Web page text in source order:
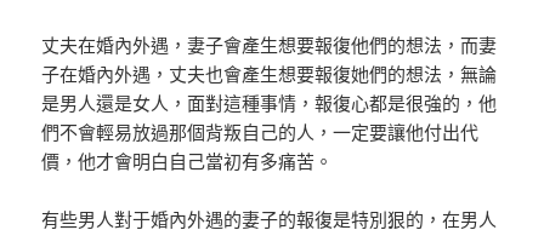
丈夫在婚內外遇，妻子會產生想要報復他們的想法，而妻
子在婚內外遇，丈夫也會產生想要報復她們的想法，無論
是男人還是女人，面對這種事情，報復心都是很強的，他
們不會輕易放過那個背叛自己的人，一定要讓他付出代
價，他才會明白自己當初有多痛苦。
有些男人對于婚內外遇的妻子的報復是特別狠的，在男人